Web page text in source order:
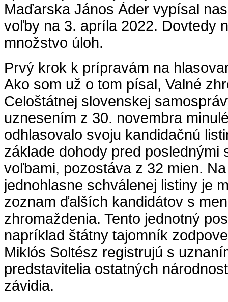
Maďarska János Áder vypísal
voľby na 3. apríla 2022. Dovtedy
množstvo úloh.
Prvý krok k prípravám na
Ako som už o tom písal, Valné
Celoštátnej slovenskej
uznesením z 30. novembra
odhlasovalo svoju kandidačnú
základe dohody pred poslednými
voľbami, pozostáva z 32 mien.
jednohlasne schválenej listiny je
zoznam ďalších kandidátov s
zhromaždenia. Tento jednotný
napríklad štátny tajomník
Miklós Soltész registrujú s
predstavitelia ostatných
závidia.